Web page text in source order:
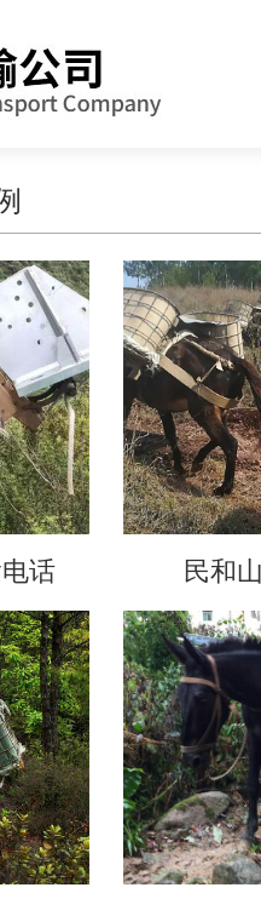
话 民和